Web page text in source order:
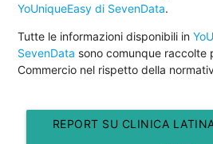
YoUniqueEasy di SevenData.
Tutte le informazioni disponibili in
SevenData sono comunque raccolte
Commercio nel rispetto della
REPORT SU CLINICA